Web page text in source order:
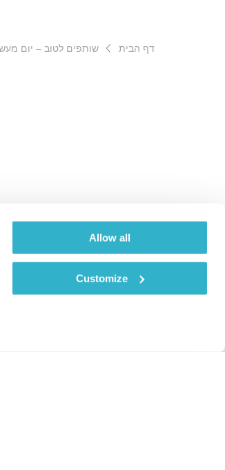
Allow all
Customize
דף הבית שותפים לטוב – יום מעשים